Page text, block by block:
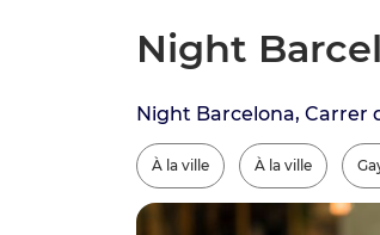
Night
Night Barcelona, Carrer
À la ville À la ville